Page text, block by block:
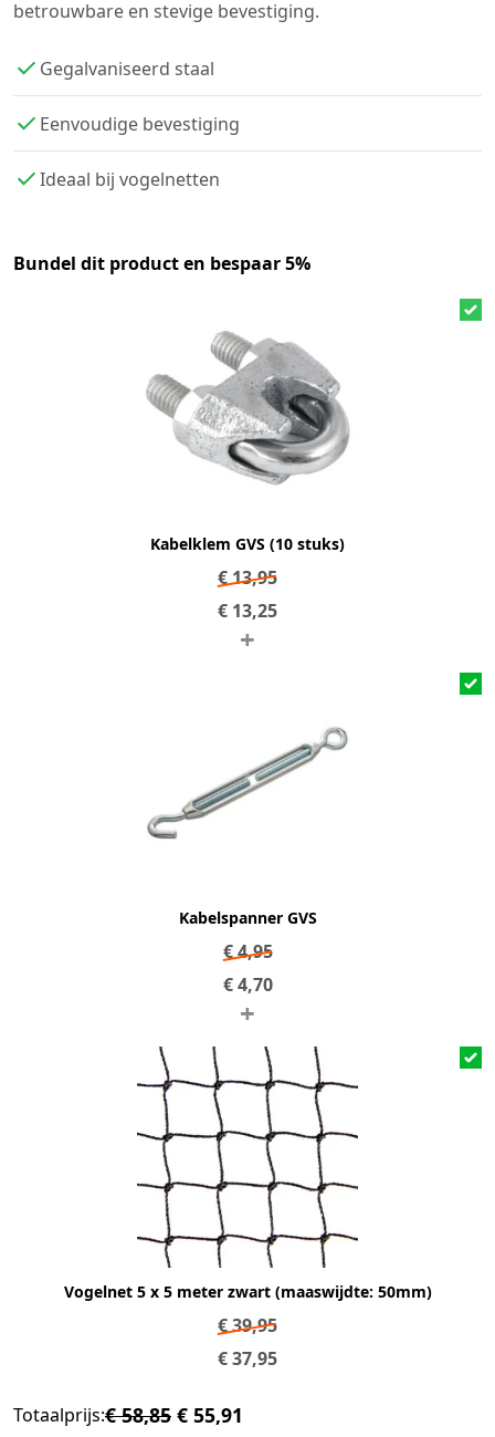
betrouwbare en stevige bevestiging.
Gegalvaniseerd staal
Eenvoudige bevestiging
Ideaal bij vogelnetten
Bundel dit product en bespaar 5%
Kabelklem GVS (10 stuks)
€13,95
€ 13,25
+
Kabelspanner GVS
€4,95
€4,70
+
Vogelnet 5 x 5 meter zwart (maaswijdte: 50mm)
€39,95
€37,95
Totaalprijs:€ 58,85 € 55,91